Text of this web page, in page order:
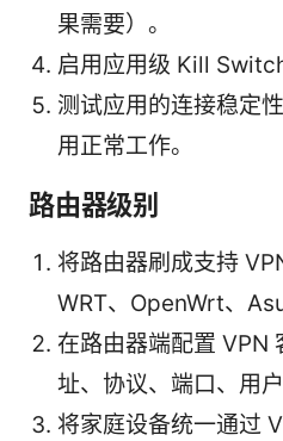
果需要）。
启用应用级 Kill
测试应用的连接稳定
用正常工作。
路由器级别
将路由器刷成支持
WRT、OpenWrt、
在路由器端配置 VPN
址、协议、端口、用
将家庭设备统一通过